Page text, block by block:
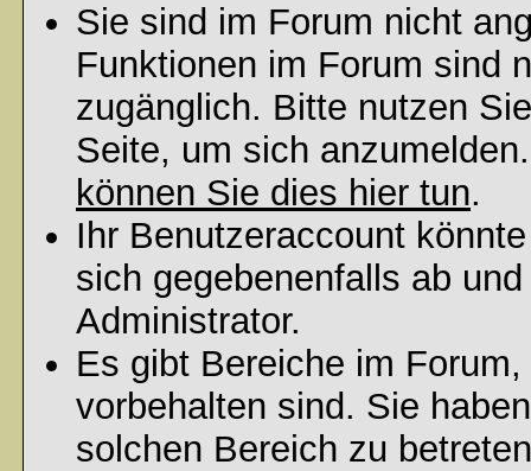
Sie sind im Forum nicht
Funktionen im Forum sind
zugänglich. Bitte nutzen
Seite, um sich
können Sie dies hier tun.
Ihr Benutzeraccount
sich gegebenenfalls ab
Administrator.
Es gibt Bereiche im
vorbehalten sind. Sie
solchen Bereich zu